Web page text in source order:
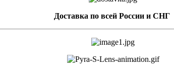
Доставка по всей России и СНГ